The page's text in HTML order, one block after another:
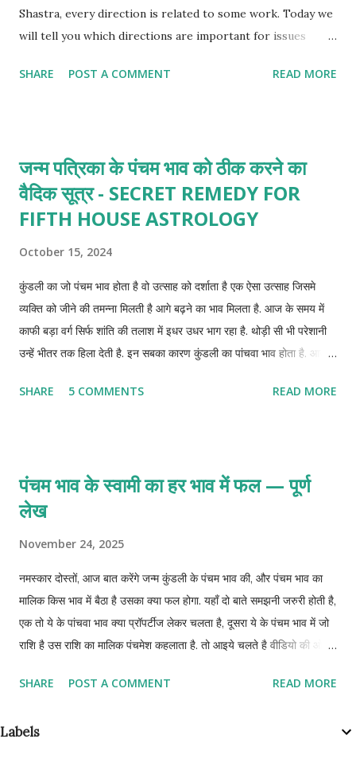
Shastra, every direction is related to some work. Today we
will tell you which directions are important for issues
SHARE POST A COMMENT READ MORE
जन्म पत्रिका के पंचम भाव को ठीक करने का
वैदिक सूत्र - SECRET REMEDY FOR
FIFTH HOUSE ASTROLOGY
October 15, 2024
कुंडली का जो पंचम भाव होता है वो उत्साह को दर्शाता है एक ऐसा उत्साह जिसमे
व्यक्ति को जीने की तमन्ना मिलती है आगे बढ़ने का भाव मिलता है. आज के समय में
काफी बड़ा वर्ग सिर्फ शांति की तलाश में इधर उधर भाग रहा है. थोड़ी सी भी परेशानी
उन्हें भीतर तक हिला देती है. इन सबका कारण कुंडली का पांचवा भाव होता है. आज
सकते है.
SHARE 5 COMMENTS READ MORE
पंचम भाव के स्वामी का हर भाव में फल — पूर्ण
लेख
November 24, 2025
नमस्कार दोस्तों, आज बात करेंगे जन्म कुंडली के पंचम भाव की, और पंचम भाव का
मालिक किस भाव में बैठा है उसका क्या फल होगा. यहाँ दो बाते समझनी जरुरी होती है,
एक तो ये के पांचवा भाव क्या प्रॉपर्टीज लेकर चलता है, दूसरा ये के पंचम भाव में जो
राशि है उस राशि का मालिक पंचमेश कहलाता है. तो आइये चलते है वीडियो की ओर
SHARE POST A COMMENT READ MORE
Labels